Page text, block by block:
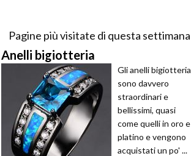
Pagine più visitate di questa settimana
Anelli bigiotteria
Gli anelli bigiotteria
sono davvero
straordinari e
bellissimi, quasi
come quelli in oro e
platino e vengono
acquistati un po' ...